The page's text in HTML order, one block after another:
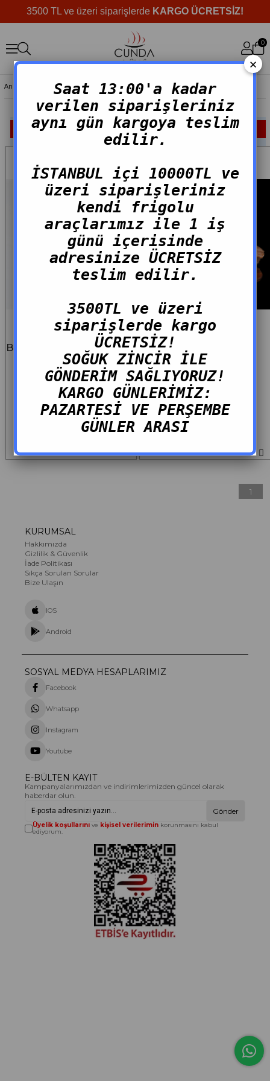
3500 TL ve üzeri siparişlerde KARGO ÜCRETSİZ!
0
Anasayfa Füme Ürünler
FILTRELEME SIRALAMA
Balık Pastırması (Kılıç) 100g
280,00 TL
Somon Füme 100g
280,00 TL
1
KURUMSAL
Hakkımızda
Gizlilik & Güvenlik
İade Politikası
Sıkça Sorulan Sorular
Bize Ulaşın
IOS
Android
SOSYAL MEDYA HESAPLARIMIZ
Facebook
Whatsapp
Instagram
Youtube
E-BÜLTEN KAYIT
Kampanyalarımızdan ve indirimlerimizden güncel olarak
haberdar olun.
Gönder
Üyelik koşullarını ve kişisel verilerimin korunmasını kabul
ediyorum.
×
Saat 13:00'a kadar
verilen siparişleriniz
aynı gün kargoya teslim
edilir.
İSTANBUL içi 10000TL ve
üzeri siparişleriniz
kendi frigolu
araçlarımız ile 1 iş
günü içerisinde
adresinize ÜCRETSİZ
teslim edilir.
3500TL ve üzeri
siparişlerde kargo
ÜCRETSİZ!
SOĞUK ZİNCİR İLE
GÖNDERİM SAĞLIYORUZ!
KARGO GÜNLERİMİZ:
PAZARTESİ VE PERŞEMBE
GÜNLER ARASI